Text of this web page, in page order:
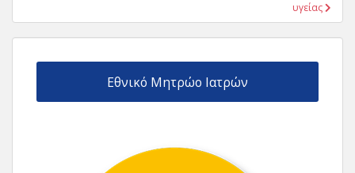
υγείας
Εθνικό Μητρώο Ιατρών